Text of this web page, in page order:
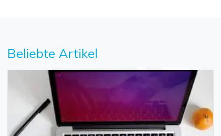
Beliebte Artikel